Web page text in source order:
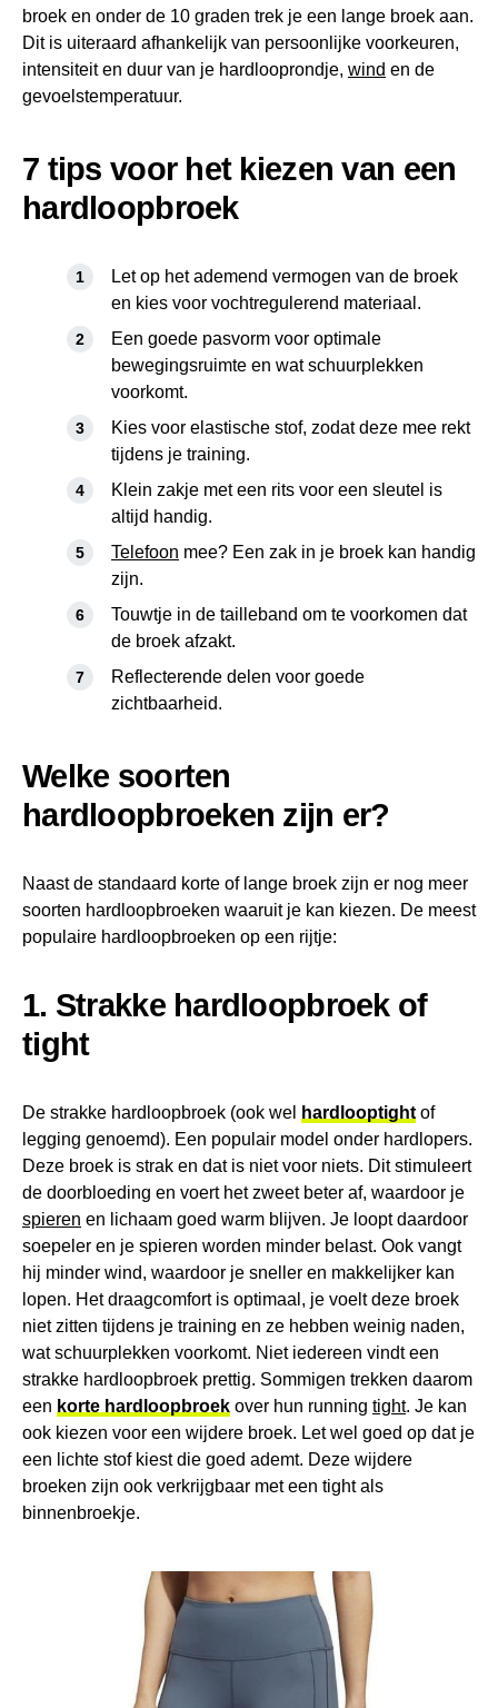
broek en onder de 10 graden trek je een lange broek aan.
Dit is uiteraard afhankelijk van persoonlijke voorkeuren,
intensiteit en duur van je hardlooprondje, wind en de
gevoelstemperatuur.
7 tips voor het kiezen van een
hardloopbroek
Let op het ademend vermogen van de broek
en kies voor vochtregulerend materiaal.
Een goede pasvorm voor optimale
bewegingsruimte en wat schuurplekken
voorkomt.
Kies voor elastische stof, zodat deze mee rekt
tijdens je training.
Klein zakje met een rits voor een sleutel is
altijd handig.
Telefoon mee? Een zak in je broek kan handig
zijn.
Touwtje in de tailleband om te voorkomen dat
de broek afzakt.
Reflecterende delen voor goede
zichtbaarheid.
Welke soorten
hardloopbroeken zijn er?
Naast de standaard korte of lange broek zijn er nog meer
soorten hardloopbroeken waaruit je kan kiezen. De meest
populaire hardloopbroeken op een rijtje:
1. Strakke hardloopbroek of
tight
De strakke hardloopbroek (ook wel hardlooptight of
legging genoemd). Een populair model onder hardlopers.
Deze broek is strak en dat is niet voor niets. Dit stimuleert
de doorbloeding en voert het zweet beter af, waardoor je
spieren en lichaam goed warm blijven. Je loopt daardoor
soepeler en je spieren worden minder belast. Ook vangt
hij minder wind, waardoor je sneller en makkelijker kan
lopen. Het draagcomfort is optimaal, je voelt deze broek
niet zitten tijdens je training en ze hebben weinig naden,
wat schuurplekken voorkomt. Niet iedereen vindt een
strakke hardloopbroek prettig. Sommigen trekken daarom
een korte hardloopbroek over hun running tight. Je kan
ook kiezen voor een wijdere broek. Let wel goed op dat je
een lichte stof kiest die goed ademt. Deze wijdere
broeken zijn ook verkrijgbaar met een tight als
binnenbroekje.